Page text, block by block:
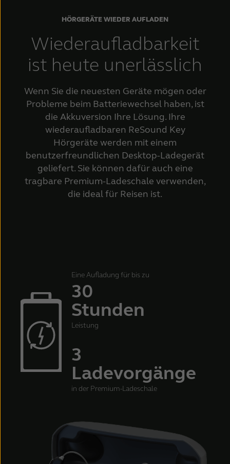
HÖRGERÄTE WIEDER AUFLADEN
Wiederaufladbarkeit
ist heute unerlässlich
Wenn Sie die neuesten Geräte mögen oder
Probleme beim Batteriewechsel haben, ist
die Akkuversion Ihre Lösung. Ihre
wiederaufladbaren ReSound Key
Hörgeräte werden mit einem
benutzerfreundlichen Desktop-Ladegerät
geliefert. Sie können dafür auch eine
tragbare Premium-Ladeschale verwenden,
die ideal für Reisen ist.
Eine Aufladung für bis zu
30
Stunden
Leistung
3
Ladevorgänge
in der Premium-Ladeschale